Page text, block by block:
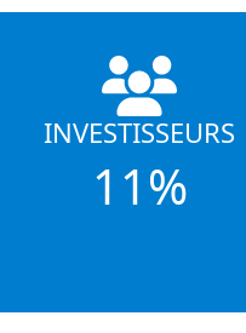
INVESTISSEURS
11%